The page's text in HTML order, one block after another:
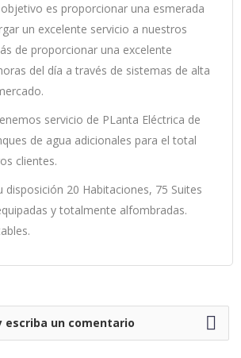
es proporcionar una esmerada
un excelente servicio a nuestros
de proporcionar una excelente
del día a través de sistemas de alta
servicio de PLanta Eléctrica de
de agua adicionales para el total
clientes.
disposición 20 Habitaciones, 75 Suites
y totalmente alfombradas.
escriba un comentario